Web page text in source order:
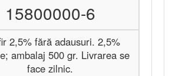
15800000-6
2,5% fără adausuri. 2,5%
ambalaj 500 gr. Livrarea se
face zilnic.